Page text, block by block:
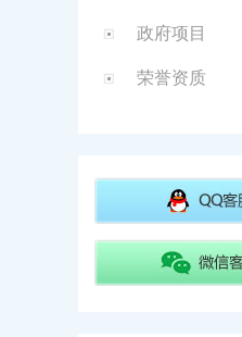
政府项目
荣誉资质